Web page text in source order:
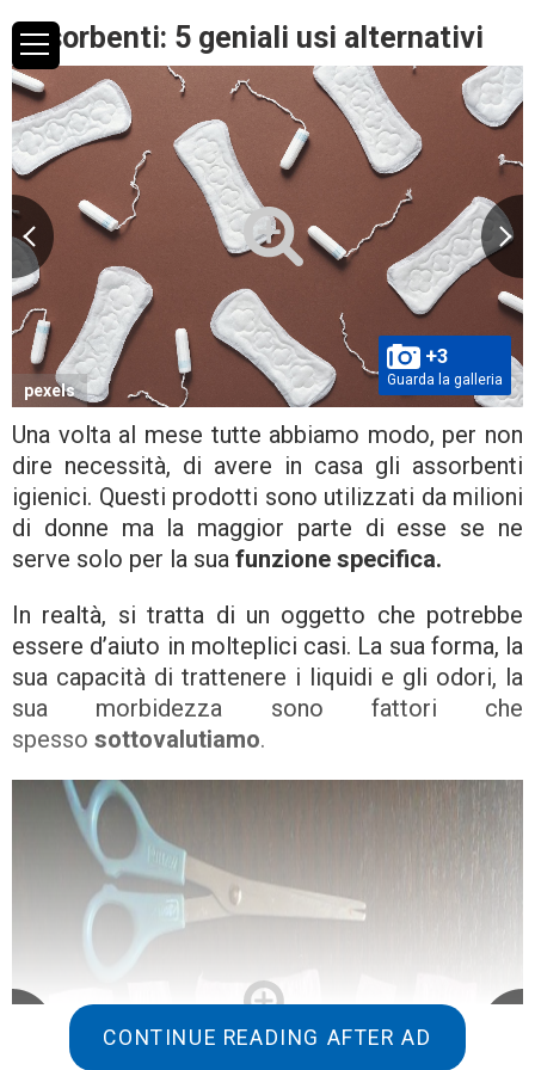
Assorbenti: 5 geniali usi alternativi
+3
Guarda la galleria
pexels
Una volta al mese tutte abbiamo modo, per non
dire necessità, di avere in casa gli assorbenti
igienici. Questi prodotti sono utilizzati da milioni
di donne ma la maggior parte di esse se ne
serve solo per la sua funzione specifica.
In realtà, si tratta di un oggetto che potrebbe
essere d’aiuto in molteplici casi. La sua forma, la
sua capacità di trattenere i liquidi e gli odori, la
sua morbidezza sono fattori che
spesso sottovalutiamo.
CONTINUE READING AFTER AD